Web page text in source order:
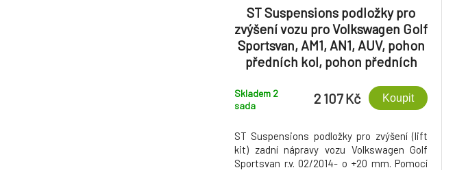
ST Suspensions podložky pro
zvýšení vozu pro Volkswagen Golf
Sportsvan, AM1, AN1, AUV, pohon
předních kol, pohon předních
mm
Skladem 2
sada
2 107 Kč Koupit
ST Suspensions podložky pro zvýšení (lift
kit) zadní nápravy vozu Volkswagen Golf
Sportsvan r.v. 02/2014- o +20 mm. Pomocí